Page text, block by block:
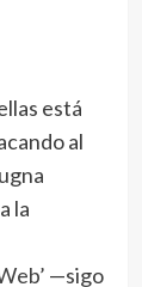
está
al
la
—sigo